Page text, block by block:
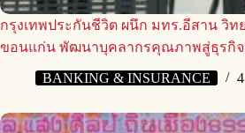
กรุงเทพประกันชีวิต ผนึก มทร.อีสาน วิท
ขอนแก่น พัฒนาบุคลากรคุณภาพสู่ธุรกิ
BANKING & INSURANCE